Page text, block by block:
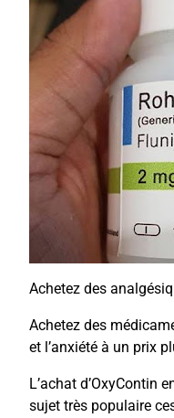
Achetez des
Achetez des
et l’anxiété à un prix
L’achat d’OxyContin
sujet très populaire